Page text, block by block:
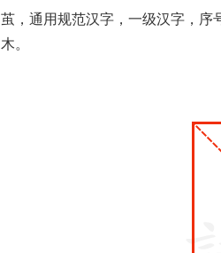
茧，通用规范汉字，一级汉字，
木。